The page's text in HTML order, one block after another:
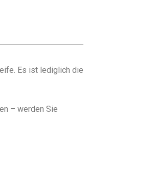
Es ist lediglich die
– werden Sie